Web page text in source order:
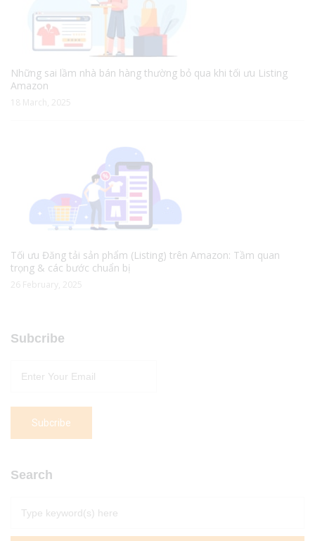
Những sai lầm nhà bán hàng thường bỏ qua khi tối ưu Listing
Amazon
18 March, 2025
Tối ưu Đăng tải sản phẩm (Listing) trên Amazon: Tầm quan
trọng & các bước chuẩn bị
26 February, 2025
Subcribe
Search